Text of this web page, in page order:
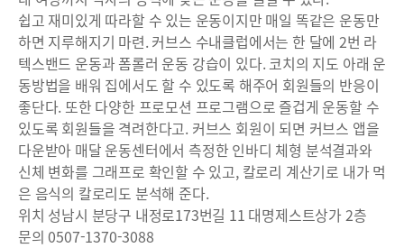
쉽고 재미있게 따라할 수 있는 운동이지만 매일 똑같은 운동만
하면 지루해지기 마련. 커브스 수내클럽에서는 한 달에 2번 라
텍스밴드 운동과 폼롤러 운동 강습이 있다. 코치의 지도 아래 운
동방법을 배워 집에서도 할 수 있도록 해주어 회원들의 반응이
좋단다. 또한 다양한 프로모션 프로그램으로 즐겁게 운동할 수
있도록 회원들을 격려한다고. 커브스 회원이 되면 커브스 앱을
다운받아 매달 운동센터에서 측정한 인바디 체형 분석결과와
신체 변화를 그래프로 확인할 수 있고, 칼로리 계산기로 내가 먹
은 음식의 칼로리도 분석해 준다.
위치 성남시 분당구 내정로173번길 11 대명제스트상가 2층
문의 0507-1370-3088